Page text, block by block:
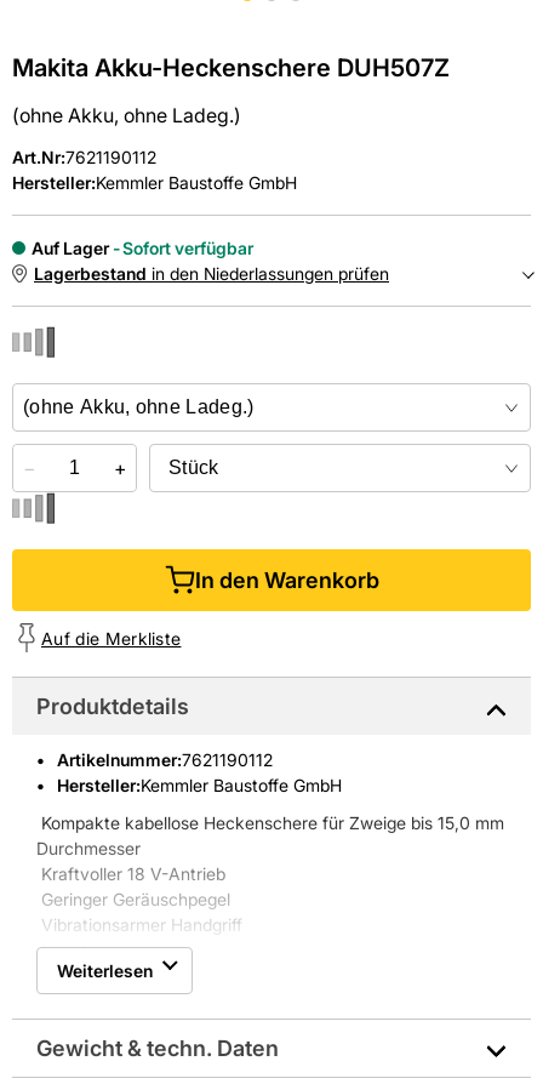
Makita Akku-Heckenschere DUH507Z
(ohne Akku, ohne Ladeg.)
Art.Nr:7621190112
Hersteller:Kemmler Baustoffe GmbH
Auf Lager
Sofort verfügbar
Lagerbestand in den Niederlassungen prüfen
Online kaufen & kostenlos
− +
In den Warenkorb
Auf die Merkliste
Produktdetails
Artikelnummer:7621190112
Hersteller:Kemmler Baustoffe GmbH
 Kompakte kabellose Heckenschere für Zweige bis 15,0 mm
Durchmesser
 Kraftvoller 18 V-Antrieb
 Geringer Geräuschpegel
 Vibrationsarmer Handgriff
 Mit Motorbremse
 Tiefentladeschutz. Das Gerät schaltet automatisch ab,
wenn der Akku fast leer ist
Weiterlesen
Gewicht & techn. Daten